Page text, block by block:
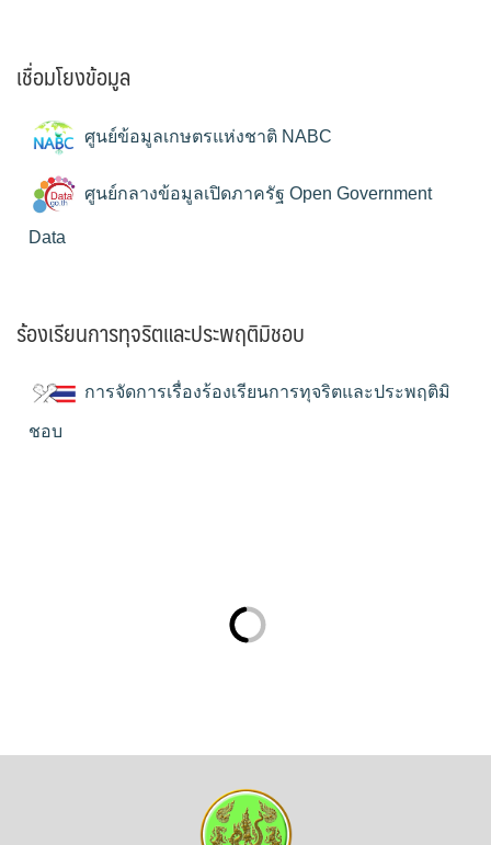
เชื่อมโยงข้อมูล
ศูนย์ข้อมูลเกษตรแห่งชาติ NABC
ศูนย์กลางข้อมูลเปิดภาครัฐ Open Government
Data
ร้องเรียนการทุจริตและประพฤติมิชอบ
การจัดการเรื่องร้องเรียนการทุจริตและประพฤติมิ
ชอบ